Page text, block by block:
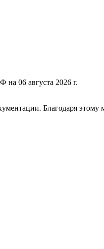
на 06 августа 2026 г.
Благодаря